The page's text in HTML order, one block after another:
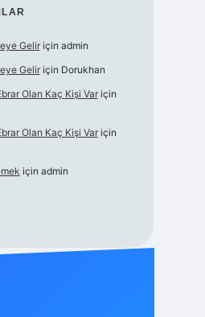
Geliriçin admin
Geliriçin Dorukhan
Olan Kaç Kişi Variçin
Olan Kaç Kişi Variçin
için admin